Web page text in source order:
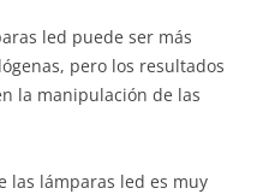
led puede ser más
pero los resultados
la manipulación de las
las lámparas led es muy